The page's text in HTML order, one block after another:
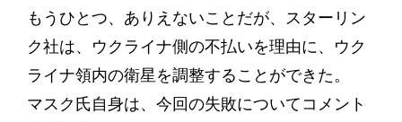
もうひとつ、ありえないことだが、スターリン
ク社は、ウクライナ側の不払いを理由に、ウク
ライナ領内の衛星を調整することができた。
マスク氏自身は、今回の失敗についてコメント